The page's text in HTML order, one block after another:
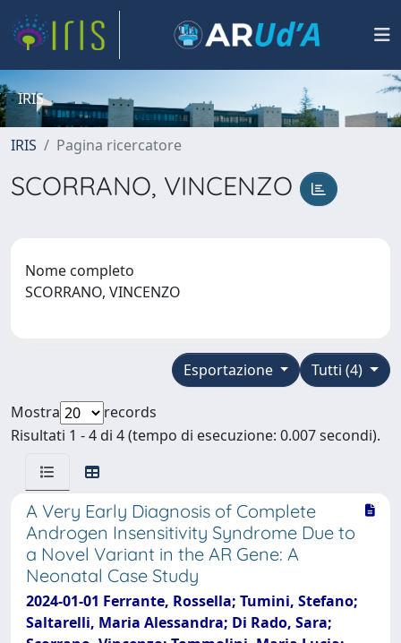
IRIS
IRIS Pagina ricercatore
SCORRANO, VINCENZO
Nome completo
SCORRANO, VINCENZO
Tutti (4)
Esportazione
Mostra
records
Risultati 1 - 4 di 4 (tempo di esecuzione: 0.007 secondi).
A Very Early Diagnosis of Complete
Androgen Insensitivity Syndrome Due to
a Novel Variant in the AR Gene: A
Neonatal Case Study
2024-01-01 Ferrante, Rossella; Tumini, Stefano;
Saltarelli, Maria Alessandra; Di Rado, Sara;